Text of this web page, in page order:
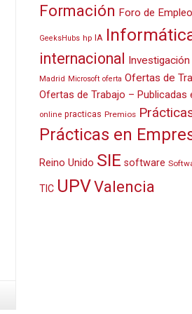
Formación Foro de Empleo
GeeksHubs hp IA
internacional Investigación
Madrid Microsoft oferta Ofertas de
Ofertas de Trabajo – Publicadas
online practicas Premios
Prácticas en
Reino Unido SIE software
TIC UPVValencia